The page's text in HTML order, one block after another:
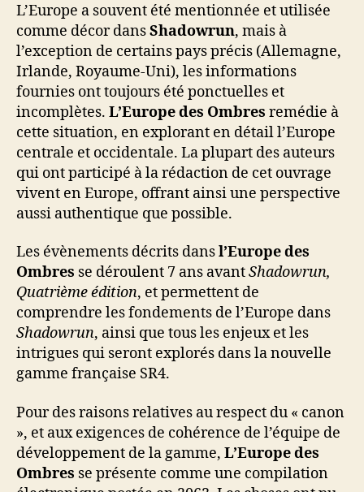
L’Europe a souvent été mentionnée et utilisée
comme décor dansShadowrun, mais à
l’exception de certains pays précis (Allemagne,
Irlande, Royaume-Uni), les informations
fournies ont toujours été ponctuelles et
incomplètes. L’Europe des Ombres remédie à
cette situation, en explorant en détail l’Europe
centrale et occidentale. La plupart des auteurs
qui ont participé à la rédaction de cet ouvrage
vivent en Europe, offrant ainsi une perspective
aussi authentique que possible.
Les évènements décrits dansl’Europe des
Ombres se déroulent 7 ans avantShadowrun,
Quatrième édition, et permettent de
comprendre les fondements de l’Europe dans
Shadowrun, ainsi que tous les enjeux et les
intrigues qui seront explorés dans la nouvelle
gamme française SR4.
Pour des raisons relatives au respect du « canon
», et aux exigences de cohérence de l’équipe de
développement de la gamme, L’Europe des
Ombres se présente comme une compilation